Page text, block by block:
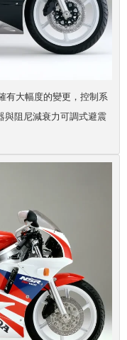
有大幅度的變更，控制系
與阻尼減衰力可調式避震